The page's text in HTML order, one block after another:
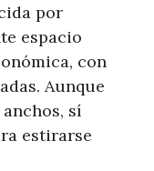
por
espacio
con
Aunque
sí
estirarse